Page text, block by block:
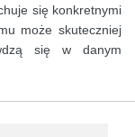
się konkretnymi
może skuteczniej
się w danym